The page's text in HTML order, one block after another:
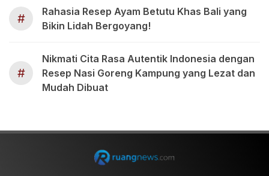
#
Rahasia Resep Ayam Betutu Khas Bali yang
Bikin Lidah Bergoyang!
#
Nikmati Cita Rasa Autentik Indonesia dengan
Resep Nasi Goreng Kampung yang Lezat dan
Mudah Dibuat